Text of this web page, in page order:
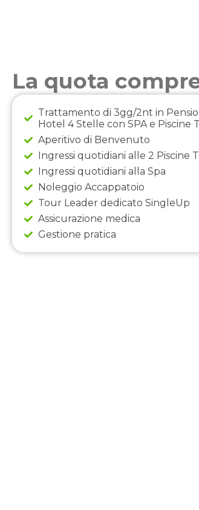
La quota
Trattamento di 3gg/2nt in
Hotel 4 Stelle con SPA e Piscine
Aperitivo di Benvenuto
Ingressi quotidiani alle 2 Piscine
Ingressi quotidiani alla Spa
Noleggio Accappatoio
Tour Leader dedicato SingleUp
Assicurazione medica
Gestione pratica